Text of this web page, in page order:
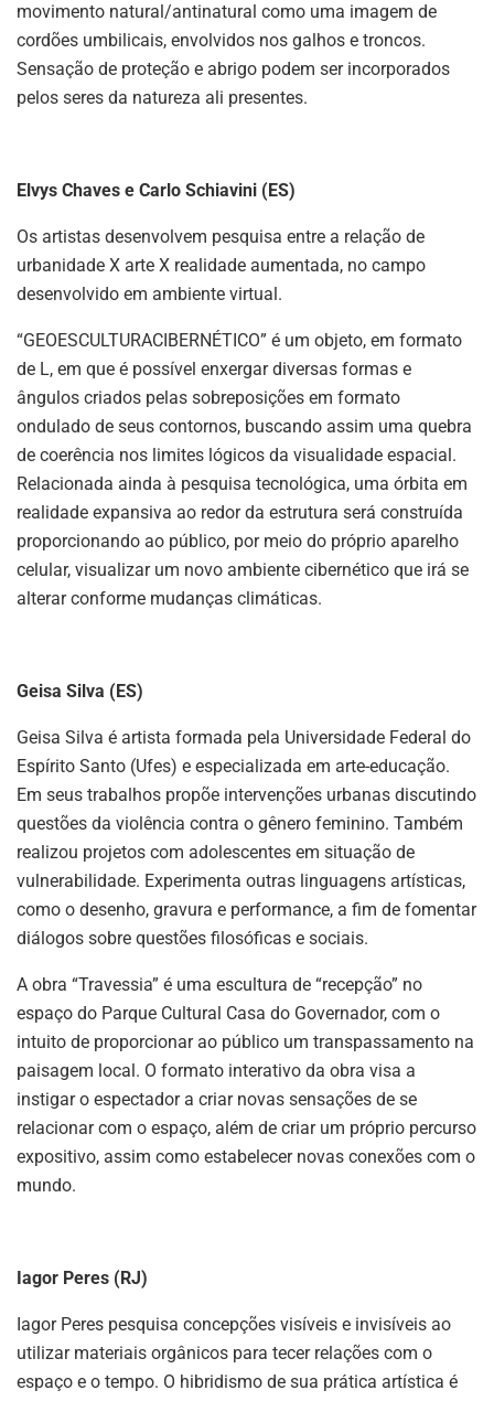
movimento natural/antinatural como uma imagem de
cordões umbilicais, envolvidos nos galhos e troncos.
Sensação de proteção e abrigo podem ser incorporados
pelos seres da natureza ali presentes.
Elvys Chaves e Carlo Schiavini (ES)
Os artistas desenvolvem pesquisa entre a relação de
urbanidade X arte X realidade aumentada, no campo
desenvolvido em ambiente virtual.
“GEOESCULTURACIBERNÉTICO” é um objeto, em formato
de L, em que é possível enxergar diversas formas e
ângulos criados pelas sobreposições em formato
ondulado de seus contornos, buscando assim uma quebra
de coerência nos limites lógicos da visualidade espacial.
Relacionada ainda à pesquisa tecnológica, uma órbita em
realidade expansiva ao redor da estrutura será construída
proporcionando ao público, por meio do próprio aparelho
celular, visualizar um novo ambiente cibernético que irá se
alterar conforme mudanças climáticas.
Geisa Silva (ES)
Geisa Silva é artista formada pela Universidade Federal do
Espírito Santo (Ufes) e especializada em arte-educação.
Em seus trabalhos propõe intervenções urbanas discutindo
questões da violência contra o gênero feminino. Também
realizou projetos com adolescentes em situação de
vulnerabilidade. Experimenta outras linguagens artísticas,
como o desenho, gravura e performance, a fim de fomentar
diálogos sobre questões filosóficas e sociais.
A obra “Travessia” é uma escultura de “recepção” no
espaço do Parque Cultural Casa do Governador, com o
intuito de proporcionar ao público um transpassamento na
paisagem local. O formato interativo da obra visa a
instigar o espectador a criar novas sensações de se
relacionar com o espaço, além de criar um próprio percurso
expositivo, assim como estabelecer novas conexões com o
mundo.
Iagor Peres (RJ)
Iagor Peres pesquisa concepções visíveis e invisíveis ao
utilizar materiais orgânicos para tecer relações com o
espaço e o tempo. O hibridismo de sua prática artística é